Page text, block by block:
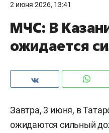
2 июня 2026, 13:41
МЧС: В
ожидается
Завтра, 3 июня, в
ожидаются сильный